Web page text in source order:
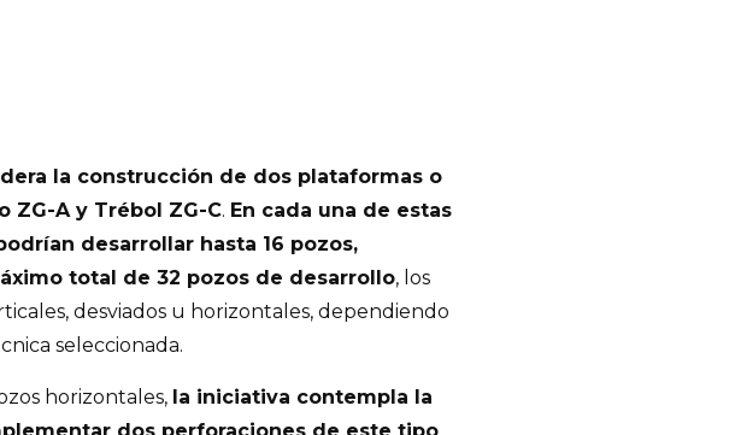
la construcción de dos plataformas o
ZG-A y Trébol ZG-C. En cada una de estas
desarrollar hasta 16 pozos,
total de 32 pozos de desarrollo, los
desviados u horizontales, dependiendo
seleccionada.
horizontales, la iniciativa contempla la
dos perforaciones de este tipo